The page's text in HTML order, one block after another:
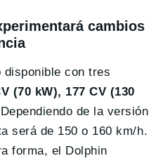
cambios
disponible con tres
(70 kW), 177 CV (130
de la versión
será de 150 o 160 km/h.
forma, el Dolphin